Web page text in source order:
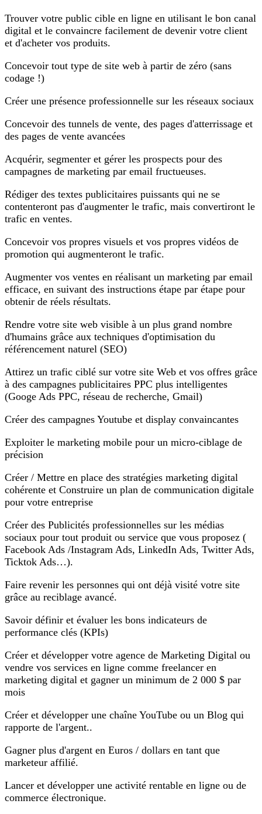
Trouver votre public cible en ligne en utilisant le bon canal
digital et le convaincre facilement de devenir votre client
et d'acheter vos produits.
Concevoir tout type de site web à partir de zéro (sans
codage !)
Créer une présence professionnelle sur les réseaux sociaux
Concevoir des tunnels de vente, des pages d'atterrissage et
des pages de vente avancées
Acquérir, segmenter et gérer les prospects pour des
campagnes de marketing par email fructueuses.
Rédiger des textes publicitaires puissants qui ne se
contenteront pas d'augmenter le trafic, mais convertiront le
trafic en ventes.
Concevoir vos propres visuels et vos propres vidéos de
promotion qui augmenteront le trafic.
Augmenter vos ventes en réalisant un marketing par email
efficace, en suivant des instructions étape par étape pour
obtenir de réels résultats.
Rendre votre site web visible à un plus grand nombre
d'humains grâce aux techniques d'optimisation du
référencement naturel (SEO)
Attirez un trafic ciblé sur votre site Web et vos offres grâce
à des campagnes publicitaires PPC plus intelligentes
(Googe Ads PPC, réseau de recherche, Gmail)
Créer des campagnes Youtube et display convaincantes
Exploiter le marketing mobile pour un micro-ciblage de
précision
Créer / Mettre en place des stratégies marketing digital
cohérente et Construire un plan de communication digitale
pour votre entreprise
Créer des Publicités professionnelles sur les médias
sociaux pour tout produit ou service que vous proposez (
Facebook Ads /Instagram Ads, LinkedIn Ads, Twitter Ads,
Ticktok Ads…).
Faire revenir les personnes qui ont déjà visité votre site
grâce au reciblage avancé.
Savoir définir et évaluer les bons indicateurs de
performance clés (KPIs)
Créer et développer votre agence de Marketing Digital ou
vendre vos services en ligne comme freelancer en
marketing digital et gagner un minimum de 2 000 $ par
mois
Créer et développer une chaîne YouTube ou un Blog qui
rapporte de l'argent..
Gagner plus d'argent en Euros / dollars en tant que
marketeur affilié.
Lancer et développer une activité rentable en ligne ou de
commerce électronique.